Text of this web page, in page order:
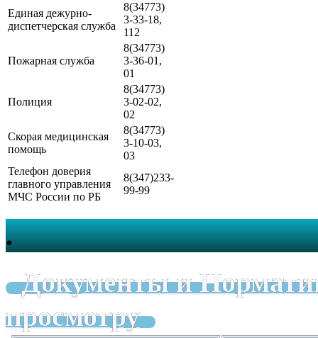
Единая дежурно-
диспетчерская служба
8(34773)
3-33-18,
112
Пожарная служба
8(34773)
3-36-01,
01
Полиция
8(34773)
3-02-02,
02
Скорая медицинская
помощь
8(34773)
3-10-03,
03
Телефон доверия
главного управления
МЧС России по РБ
8(347)233-
99-99
.
Документы и
просмотру